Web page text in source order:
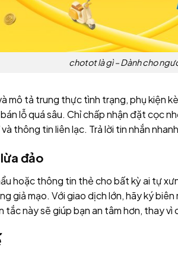
chotot là gì – Dành cho
mô tả trung thực tình trạng, phụ kiện
lỗ quá sâu. Chỉ chấp nhận đặt cọc
thông tin liên lạc. Trả lời tin nhắn
đảo
hoặc thông tin thẻ cho bất kỳ ai tự
giả mạo. Với giao dịch lớn, hãy ký
tắc này sẽ giúp bạn an tâm hơn, thay vì